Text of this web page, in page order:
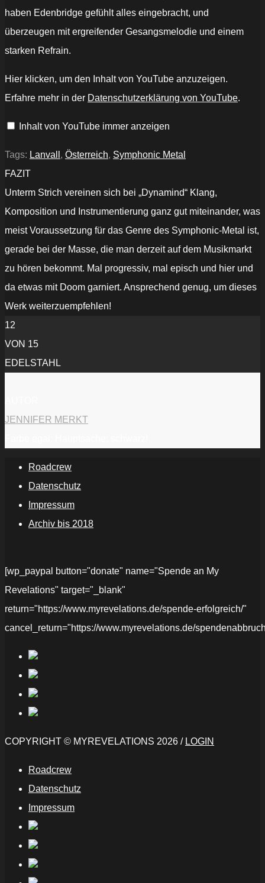
haben Edenbridge gefühlt alles eingebracht, und
überzeugen mit ergreifender Gesangsmelodie und einem
starken Refrain.
„EDENBRIDGE
"Live
Let
Lyric
YouTube
anzeigen
Hier klicken, um den Inhalt von YouTube anzuzeigen.
Erfahre mehr in der Datenschutzerklärung von YouTube.
Inhalt von YouTube immer anzeigen
Tags: Lanvall , Österreich, Symphonic Metal
FAZIT
Unterm Strich vereinen sich bei „Dynamind“ Klang,
Komposition und Instrumentierung ganz gut miteinander, was
meist Voraussetzung für das Genre des Symphonic-Metal ist,
gerade bei der Masse, die man derzeit auf dem Musikmarkt
zu hören bekommt. Mal progressiv, mal episch und hier und
da etwas mit Doom garniert. Ansprechend genug, um dieses
Werk weiterzuempfehlen!
12
VON 15
EDELSTAHL
JENNIFER MERKT
Roadcrew
Datenschutz
Impressum
Archiv bis 2018
[wp_paypal button="donate" name="Spende an My
Revelations" target="_blank"
return="https://www.myrevelations.de/spende-erfolgreich/"
cancel_return="https://www.myrevelations.de/
COPYRIGHT © MYREVELATIONS 2026 / LOGIN
Roadcrew
Datenschutz
Impressum